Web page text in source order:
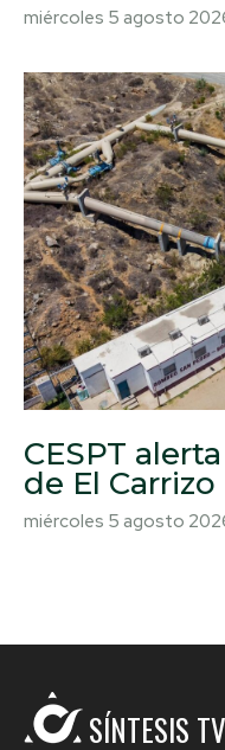
miércoles 5 agosto
CESPT
de El Carrizo
miércoles 5 agosto
SÍNTESIS TV